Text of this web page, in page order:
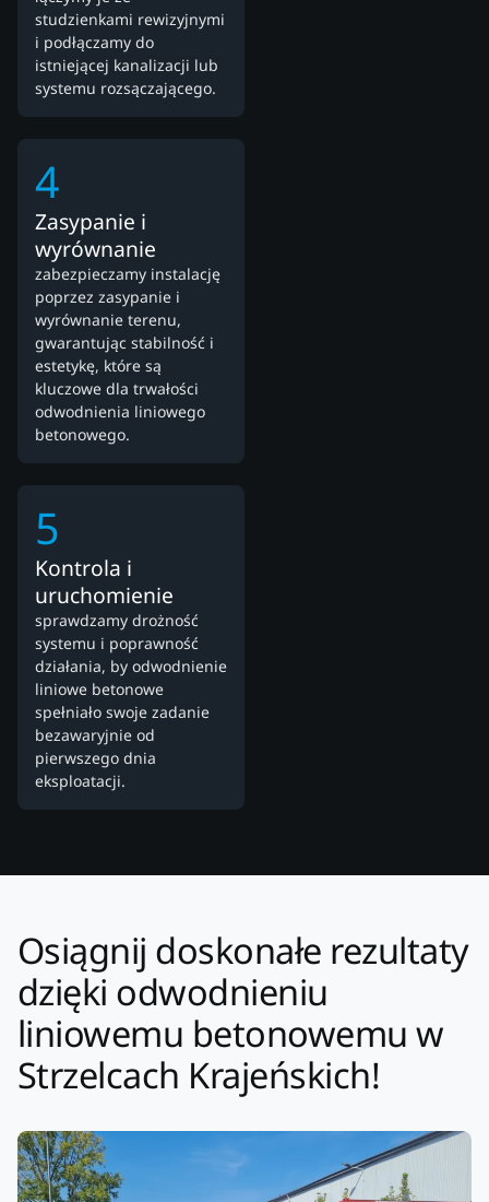
studzienkami rewizyjnymi
i podłączamy do
istniejącej kanalizacji lub
systemu rozsączającego.
4
Zasypanie i
wyrównanie
zabezpieczamy instalację
poprzez zasypanie i
wyrównanie terenu,
gwarantując stabilność i
estetykę, które są
kluczowe dla trwałości
odwodnienia liniowego
betonowego.
5
Kontrola i
uruchomienie
sprawdzamy drożność
systemu i poprawność
działania, by odwodnienie
liniowe betonowe
spełniało swoje zadanie
bezawaryjnie od
pierwszego dnia
eksploatacji.
Osiągnij doskonałe rezultaty
dzięki odwodnieniu
liniowemu betonowemu w
Strzelcach Krajeńskich!